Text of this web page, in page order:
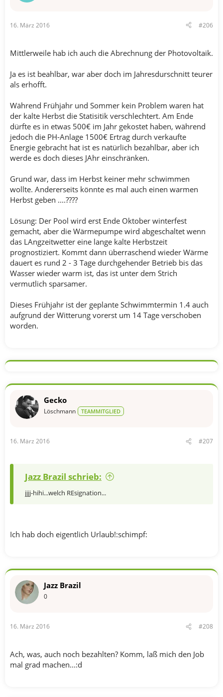
16. März 2016 #206
Mittlerweile hab ich auch die Abrechnung der Photovoltaik.
Ja es ist beahlbar, war aber doch im Jahresdurschnitt teurer
als erhofft.
Während Frühjahr und Sommer kein Problem waren hat
der kalte Herbst die Statisitik verschlechtert. Am Ende
dürfte es in etwas 500€ im Jahr gekostet haben, während
jedoch die PH-Anlage 1500€ Ertrag durch verkaufte
Energie gebracht hat ist es natürlich bezahlbar, aber ich
werde es doch dieses JAhr einschränken.
Grund war, dass im Herbst keiner mehr schwimmen
wollte. Andererseits könnte es mal auch einen warmen
Herbst geben ....????
Lösung: Der Pool wird erst Ende Oktober winterfest
gemacht, aber die Wärmepumpe wird abgeschaltet wenn
das LAngzeitwetter eine lange kalte Herbstzeit
prognostiziert. Kommt dann überraschend wieder Wärme
dauert es rund 2 - 3 Tage durchgehender Betrieb bis das
Wasser wieder warm ist, das ist unter dem Strich
vermutlich sparsamer.
Dieses Frühjahr ist der geplante Schwimmtermin 1.4 auch
aufgrund der Witterung vorerst um 14 Tage verschoben
worden.
Gecko
Löschmann TEAMMITGLIED
16. März 2016 #207
Jazz Brazil schrieb:
jjjj-hihi...welch REsignation...
Ich hab doch eigentlich Urlaub!:schimpf:
Jazz Brazil
0
16. März 2016 #208
Ach, was, auch noch bezahlten? Komm, laß mich den Job
mal grad machen...:d